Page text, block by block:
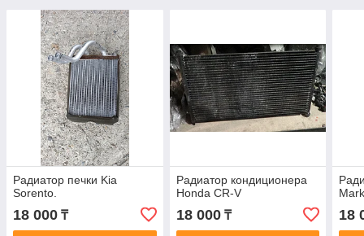
Радиатор печки Kia
Sorento.
18 000 ₸
Радиатор кондиционера
Honda CR-V
18 000₸ 18